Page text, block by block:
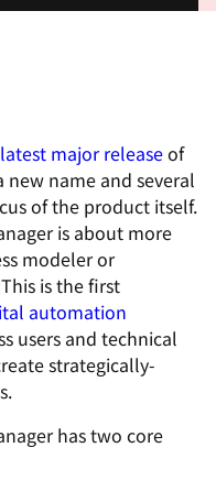
major releaseof
new name and several
of the product itself.
is about more
modeler or
is the first
automation
users and technical
strategically-
has two core